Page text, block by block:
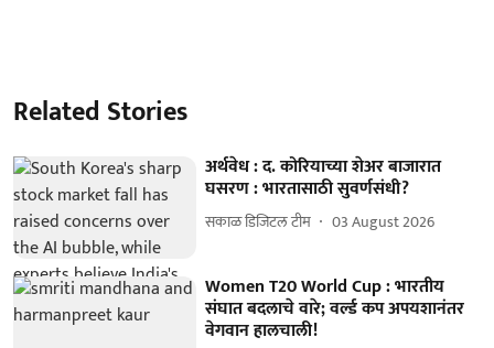
Related Stories
अर्थवेध : द. कोरियाच्या शेअर बाजारात
घसरण : भारतासाठी सुवर्णसंधी?
सकाळ डिजिटल टीम 03 August 2026
Women T20 World Cup : भारतीय
संघात बदलाचे वारे; वर्ल्ड कप अपयशानंतर
वेगवान हालचाली!